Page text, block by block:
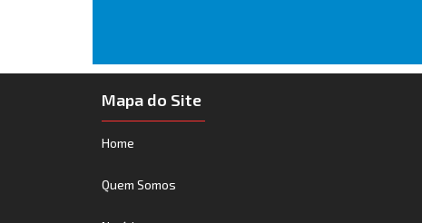
Mapa do Site
Home
Quem Somos